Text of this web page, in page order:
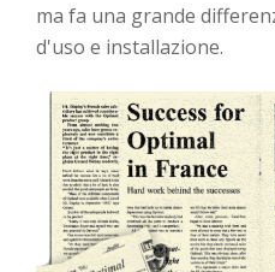
ma fa una grande
d'uso e installazione.